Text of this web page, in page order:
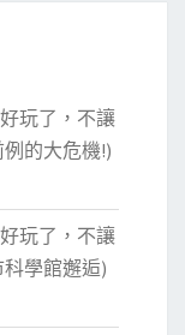
玩了，不讓
的大危機!)
玩了，不讓
學館邂逅)